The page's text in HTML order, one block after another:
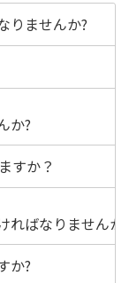
りませんか?
か?
すか？
ればなりませんか?
か?